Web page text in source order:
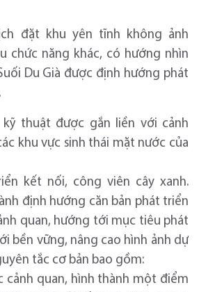
đặt khu yên tĩnh không ảnh
chức năng khác, có hướng nhìn
Du Già được định hướng phát
thuật được gắn liền với cảnh
khu vực sinh thái mặt nước của
kết nối, công viên cây xanh.
định hướng căn bản phát triển
quan, hướng tới mục tiêu phát
bền vững, nâng cao hình ảnh dự
tắc cơ bản bao gồm:
cảnh quan, hình thành một điểm